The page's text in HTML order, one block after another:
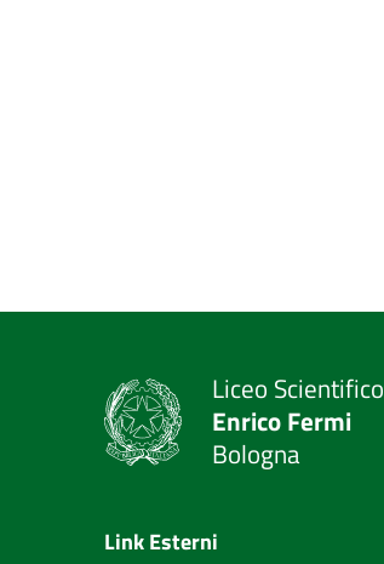
Liceo Scientifico
Enrico Fermi
Bologna
Link Esterni